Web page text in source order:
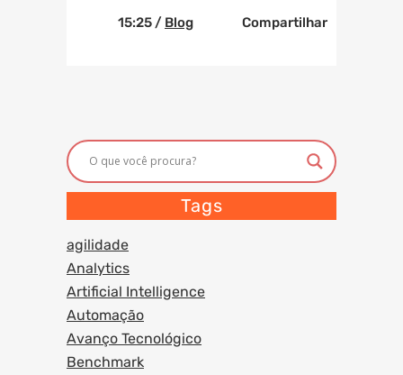
15:25 / Blog Compartilhar
Tags
agilidade
Analytics
Artificial Intelligence
Automação
Avanço Tecnológico
Benchmark